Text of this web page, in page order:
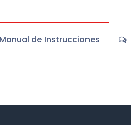
de Instrucciones